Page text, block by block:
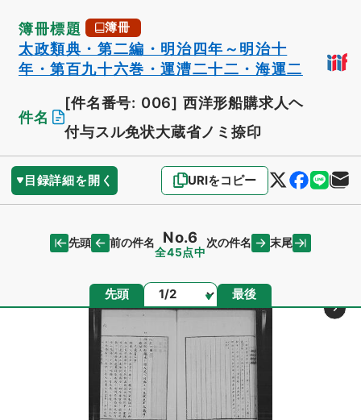
簿冊標題 簿冊
太政類典・第二編・明治四年～明治十
年・第百九十六巻・運漕二十二・海運二
件名
[件名番号: 006] 西洋形船購求人ヘ
付与スル免状大蔵省ノミ捺印
目録詳細を開く URIをコピー
先頭 前の件名 No.6
全45点中
次の件名 末尾
先頭 ページ 最後